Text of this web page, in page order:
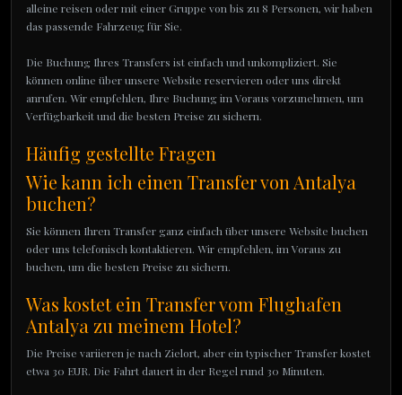
alleine reisen oder mit einer Gruppe von bis zu 8 Personen, wir haben
das passende Fahrzeug für Sie.
Die Buchung Ihres Transfers ist einfach und unkompliziert. Sie
können online über unsere Website reservieren oder uns direkt
anrufen. Wir empfehlen, Ihre Buchung im Voraus vorzunehmen, um
Verfügbarkeit und die besten Preise zu sichern.
Häufig gestellte Fragen
Wie kann ich einen Transfer von Antalya
buchen?
Sie können Ihren Transfer ganz einfach über unsere Website buchen
oder uns telefonisch kontaktieren. Wir empfehlen, im Voraus zu
buchen, um die besten Preise zu sichern.
Was kostet ein Transfer vom Flughafen
Antalya zu meinem Hotel?
Die Preise variieren je nach Zielort, aber ein typischer Transfer kostet
etwa 30 EUR. Die Fahrt dauert in der Regel rund 30 Minuten.